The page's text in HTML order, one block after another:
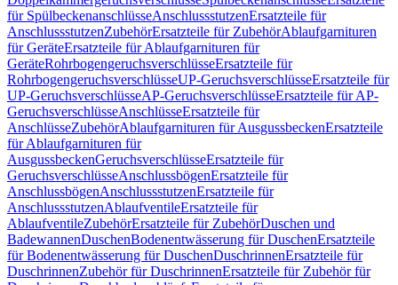
für SpülbeckenanschlüsseAnschlussstutzenErsatzteile für
AnschlussstutzenZubehörErsatzteile für ZubehörAblaufgarnituren
für GeräteErsatzteile für Ablaufgarnituren für
GeräteRohrbogengeruchsverschlüsseErsatzteile für
RohrbogengeruchsverschlüsseUP-GeruchsverschlüsseErsatzteile für
UP-GeruchsverschlüsseAP-GeruchsverschlüsseErsatzteile für AP-
GeruchsverschlüsseAnschlüsseErsatzteile für
AnschlüsseZubehörAblaufgarnituren für AusgussbeckenErsatzteile
für Ablaufgarnituren für
AusgussbeckenGeruchsverschlüsseErsatzteile für
GeruchsverschlüsseAnschlussbögenErsatzteile für
AnschlussbögenAnschlussstutzenErsatzteile für
AnschlussstutzenAblaufventileErsatzteile für
AblaufventileZubehörErsatzteile für ZubehörDuschen und
BadewannenDuschenBodenentwässerung für DuschenErsatzteile
für Bodenentwässerung für DuschenDuschrinnenErsatzteile für
DuschrinnenZubehör für DuschrinnenErsatzteile für Zubehör für